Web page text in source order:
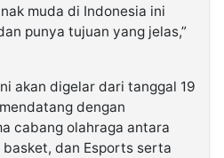
muda di Indonesia ini
punya tujuan yang jelas,”
akan digelar dari tanggal 19
dengan
cabang olahraga antara
dan Esports serta